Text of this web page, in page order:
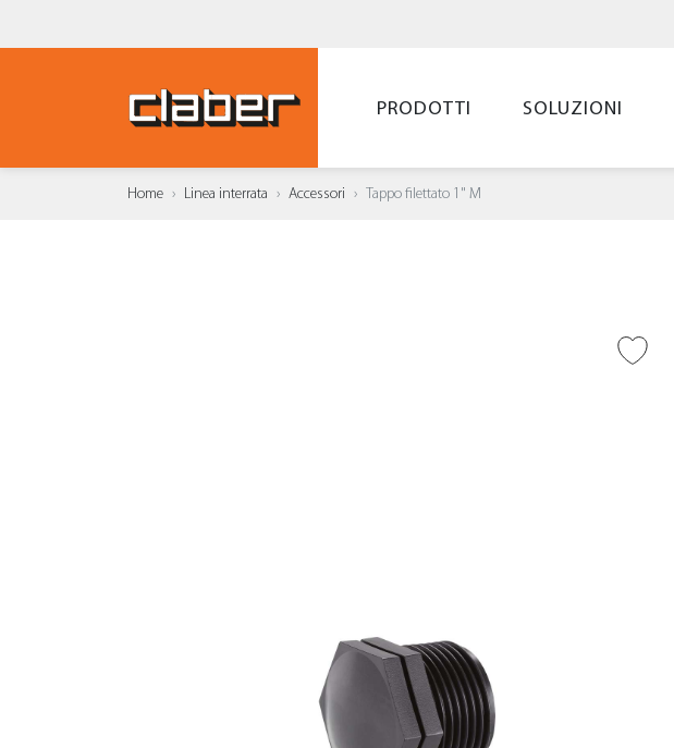
PRODOTTI SOLUZIONI
Home Linea interrata Accessori Tappo filettato 1" M